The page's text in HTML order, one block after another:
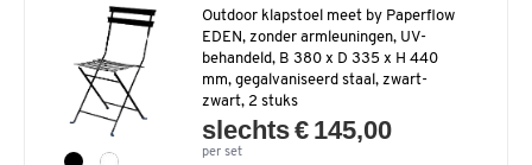
Outdoor klapstoel meet by Paperflow
EDEN, zonder armleuningen, UV-
behandeld, B 380 x D 335 x H 440
mm, gegalvaniseerd staal, zwart-
zwart, 2 stuks
slechts € 145,00
per set